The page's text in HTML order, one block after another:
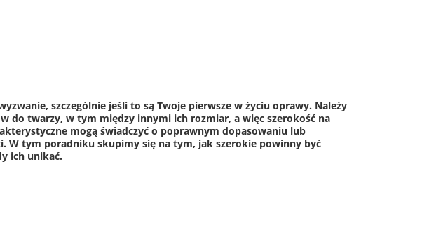
szczególnie jeśli to są Twoje pierwsze w życiu oprawy. Należy
do twarzy, w tym między innymi ich rozmiar, a więc szerokość na
mogą świadczyć o poprawnym dopasowaniu lub
W tym poradniku skupimy się na tym, jak szerokie powinny być
ich unikać.